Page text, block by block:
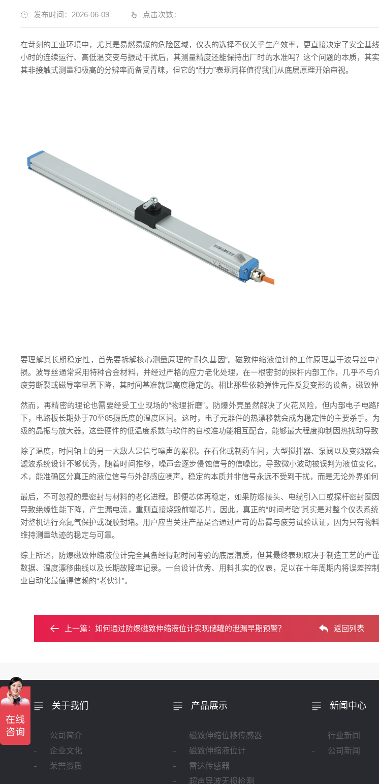
发布时间：2026-06-09 点击次数：
在苛刻的工业环境中，尤其是易燃易爆的危险区域，仪表的选择不仅关乎生产效率，更直接决定了安全
小时的连续运行、高低温交变与振动干扰后，其测量精度还能保持出厂时的水准吗？这个问题的本质，
其非接触式测量和极高的分辨率而备受青睐，但它的“耐力”表现同样值得我们从底层原理开始审视。
要理解其长期稳定性，首先要拆解核心测量原理的“耐久基因”。磁致伸缩液位计的工作原理基于波导丝
损。波导丝通常采用特种合金材料，并经过严格的应力老化处理，在一根密封的探杆内部工作，几乎不
疲劳断裂或磁导率显著下降，其时间基准就是高度稳定的。相比那些依赖弹性元件反复变形的设备，磁致
然而，再精密的理论也需要经受工业现场的“物理折磨”。防爆外壳虽然解决了火花风险，但内部电子电
下，电路板长期处于70至85摄氏度的温度区间。这时，电子元器件的热漂移就会成为稳定性的主要杀手
级的晶振与放大器。这些硬件的低温度系数与软件的自校准功能相互配合，能够最大程度抑制因热扰动导
除了温度，时间轴上的另一大敌人是信号噪声的累积。在石化或制药车间，大型搅拌器、泵阀以及变频
滤波系统设计不够优秀，随着时间推移，噪声会逐步侵蚀信号的信噪比，导致微小波动被误判为液位变
术，能准确区分真正的液位信号与外部感应噪声。稳定的本质并非信号永远不受到干扰，而是无论外界如
最后，不可忽视的是密封与材料的老化进程。即便芯体再稳定，如果防爆接头、电缆引入口或探杆密封
导致绝缘性能下降，产生漏电流，重则直接烧毁前端芯片。因此，真正的“时间考验”其实是对整个仪表
对整机进行充氮气保护或凝胶封堵。用户应当关注产品是否通过严苛的盐雾与疲劳试验认证，因为只有
维持测量轨迹的稳定与可靠。
综上所述，防爆磁致伸缩液位计完全具备经得起时间考验的底层潜质，但其最终表现取决于制造工艺的
数据、温度漂移曲线以及长期故障率记录。一台设计优秀、用料扎实的仪表，足以在十年周期内将误差
业自动化最值得信赖的“老伙计”。
上一篇：如何通过防爆磁致伸缩液位计实现储罐的泄漏早期预警？ 返回列表
关于我们
公司简介
企业文化
荣誉资质
产品展示
磁致伸缩位移传感器
磁致伸缩液位计
雷达传感器
超声导波无损检测
新闻中心
行业新闻
公司新闻